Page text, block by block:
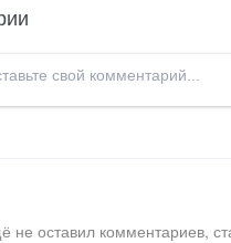
не оставил комментариев,